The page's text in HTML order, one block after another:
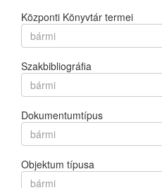
Központi Könyvtár termei
bármi
Szakbibliográfia
bármi
Dokumentumtípus
bármi
Objektum típusa
bármi